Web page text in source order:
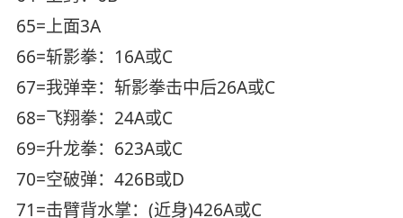
65=上面3A
66=斩影拳：16A或C
67=我弹幸：斩影拳击中后26A或C
68=飞翔拳：24A或C
69=升龙拳：623A或C
70=空破弹：426B或D
71=击臂背水掌：(近身)426A或C